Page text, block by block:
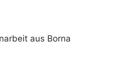
aus Borna